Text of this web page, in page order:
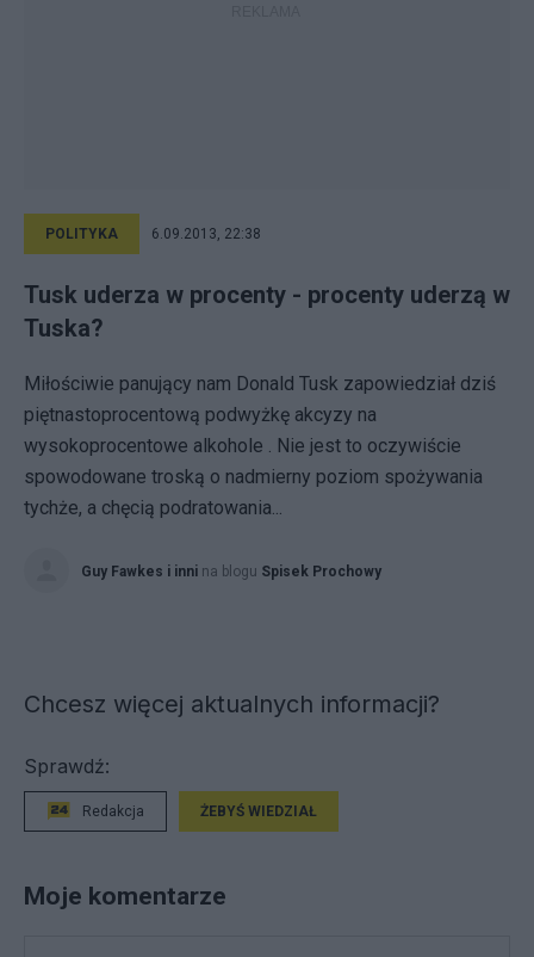
POLITYKA 6.09.2013, 22:38
Tusk uderza w procenty - procenty uderzą w
Tuska?
Miłościwie panujący nam Donald Tusk zapowiedział dziś
piętnastoprocentową podwyżkę akcyzy na
wysokoprocentowe alkohole . Nie jest to oczywiście
spowodowane troską o nadmierny poziom spożywania
tychże, a chęcią podratowania...
Guy Fawkes i inni na blogu Spisek Prochowy
Chcesz więcej aktualnych informacji?
Sprawdź:
Redakcja ŻEBYŚ WIEDZIAŁ
Moje komentarze